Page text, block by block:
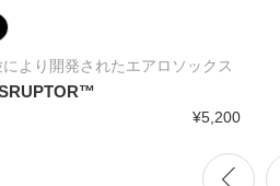
により開発されたエアロソックス
¥5,200